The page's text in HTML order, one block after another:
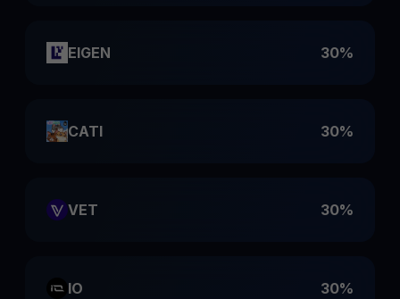
EIGEN 30%
CATI 30%
VET 30%
IO 30%